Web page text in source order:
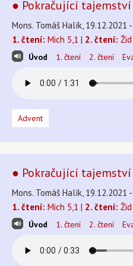
● Pokračující
Mons. Tomáš Halík,
1. čtení: Mich 5,1 | 2. čtení:
Úvod 1. čtení 2. čtení
Advent
● Pokračující
Mons. Tomáš Halík,
1. čtení: Mich 5,1 | 2. čtení:
Úvod 1. čtení 2. čtení